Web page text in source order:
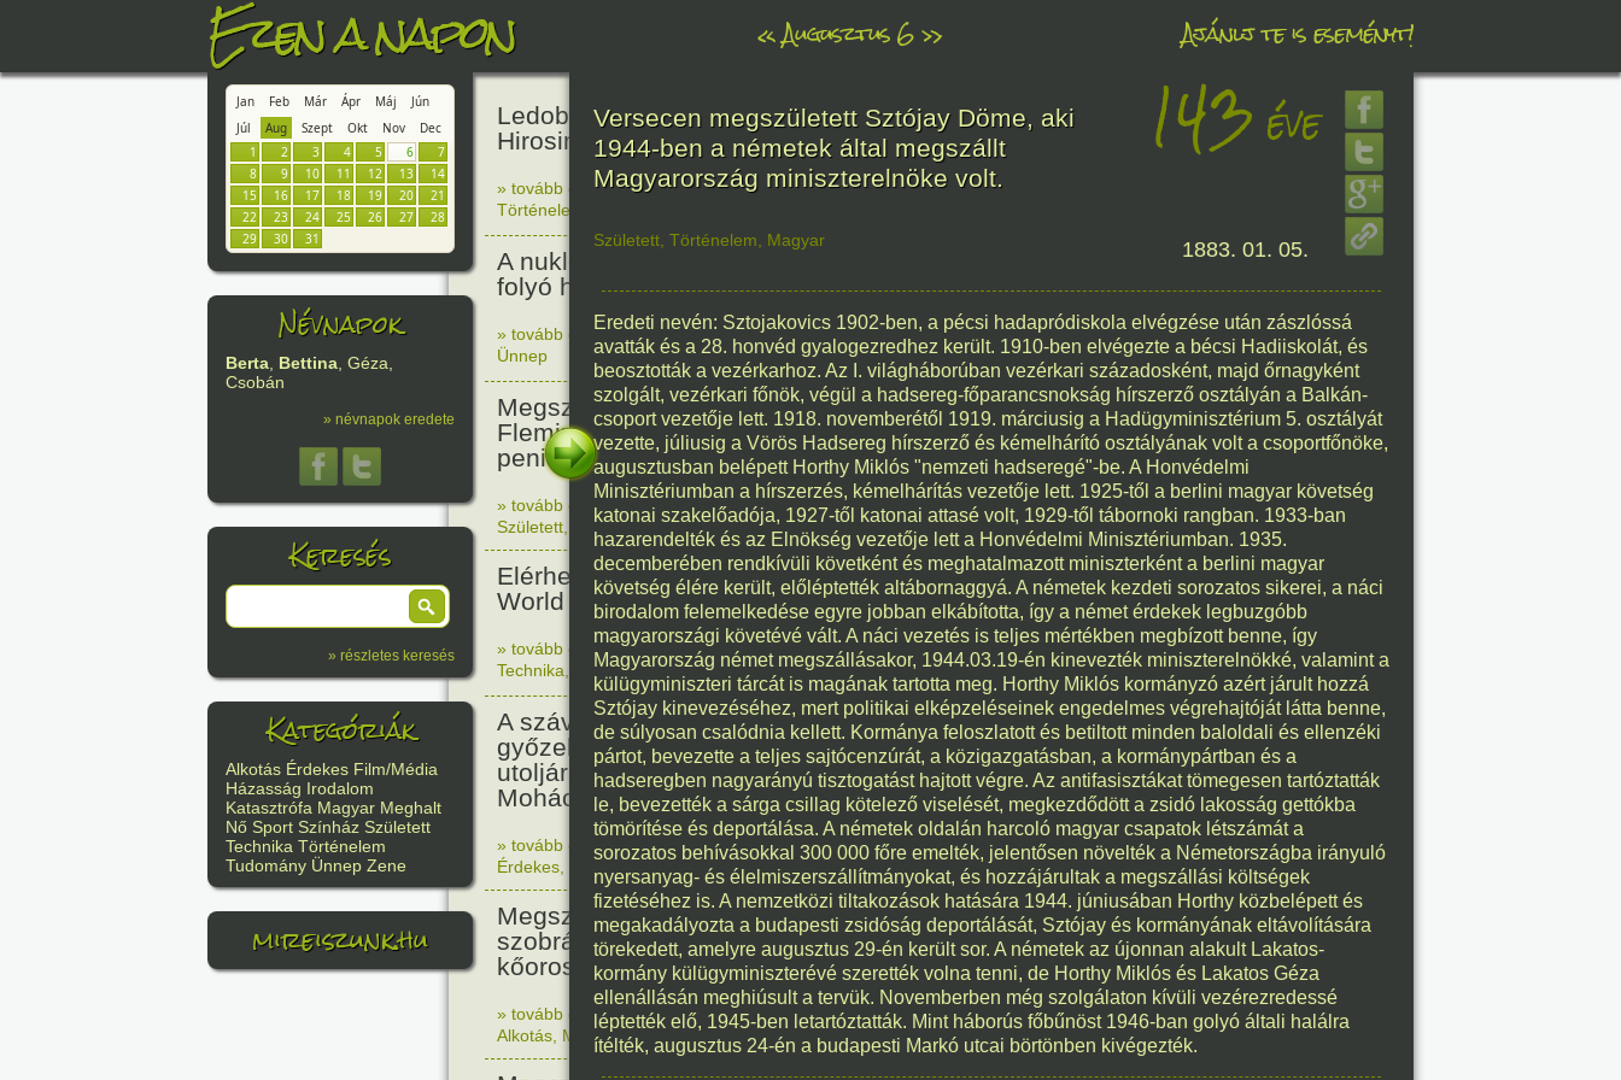
Ezen a napon «Augusztus 6» Ajánlj te is eseményt!
Jan Feb Már Ápr Máj
Jún
Júl
Aug Szept Okt Nov
Dec
1
2 3 4 5 6
7
8
9 10 11 12 13
14
15
16 17 18 19 20
21
22
23 24 25 26 27
28
29
30 31
Névnapok
Berta, Bettina, Géza,
Csobán
» névnapok eredete
Keresés
» részletes keresés
Kategóriák
Alkotás Érdekes Film/Média
Házasság Irodalom
Katasztrófa Magyar Meghalt
Nő Sport Színház Született
Technika Történelem
Tudomány Ünnep Zene
mireiszunk.hu
Ledobták az első atombombát
Hirosimára.
81éve
» tovább olvasom|Nincs hozzászólás, szólj hozzá!
Történelem
A nukleáris fegyverek betiltásáért
folyó harc világnapja
48éve
» tovább olvasom|Nincs hozzászólás, szólj hozzá!
Ünnep
1978. 08. 06.
Megszületett Sir Alexander
Fleming, Nobel-díjas angol orvos, a
penicillin felfedezője.
145éve
» tovább olvasom
1 hozzászólás, szólj Te is hozzá!
Született
Alkotás 1881. 08. 06.
Elérhetővé vált az első ismert
World Wide Web oldal.
35éve
» tovább olvasom|Nincs hozzászólás, szólj hozzá!
Technika
Érdekes 1991. 08. 06.
A szávaszentdemeteri-nagyolaszi
győzelem, ahol a magyarok
utoljára győzték le a törököket
Mohács előtt.
503éve
» tovább olvasom|Nincs hozzászólás, szólj hozzá!
Érdekes
Történelem 1523. 08. 06.
Megszületett Marschalkó János
szobrász, aki a Lánchíd
kőoroszlánjait készítette.
208éve
» tovább olvasom|Nincs hozzászólás, szólj hozzá!
Alkotás Magyar,Született 1818. 08. 06.
Versecen megszületett Sztójay Döme, aki
1944-ben a németek által megszállt
Magyarország miniszterelnöke volt.
143 éve
Született Történelem Magyar 1883. 01. 05.
Eredeti nevén: Sztojakovics 1902-ben, a pécsi hadapródiskola elvégzése után zászlóssá
avatták és a 28. honvéd gyalogezredhez került. 1910-ben elvégezte a bécsi Hadiiskolát, és
beosztották a vezérkarhoz. Az I. világháborúban vezérkari századosként, majd őrnagyként
szolgált, vezérkari főnök, végül a hadsereg-főparancsnokság hírszerző osztályán a Balkán-
csoport vezetője lett. 1918. novemberétől 1919. márciusig a Hadügyminisztérium 5. osztályát
vezette, júliusig a Vörös Hadsereg hírszerző és kémelhárító osztályának volt a csoportfőnöke,
augusztusban belépett Horthy Miklós "nemzeti hadseregé"-be. A Honvédelmi
Minisztériumban a hírszerzés, kémelhárítás vezetője lett. 1925-től a berlini magyar követség
katonai szakelőadója, 1927-től katonai attasé volt, 1929-től tábornoki rangban. 1933-ban
hazarendelték és az Elnökség vezetője lett a Honvédelmi Minisztériumban. 1935.
decemberében rendkívüli követként és meghatalmazott miniszterként a berlini magyar
követség élére került, előléptették altábornaggyá. A németek kezdeti sorozatos sikerei, a náci
birodalom felemelkedése egyre jobban elkábította, így a német érdekek legbuzgóbb
magyarországi követévé vált. A náci vezetés is teljes mértékben megbízott benne, így
Magyarország német megszállásakor, 1944.03.19-én kinevezték miniszterelnökké, valamint a
külügyminiszteri tárcát is magának tartotta meg. Horthy Miklós kormányzó azért járult hozzá
Sztójay kinevezéséhez, mert politikai elképzeléseinek engedelmes végrehajtóját látta benne,
de súlyosan csalódnia kellett. Kormánya feloszlatott és betiltott minden baloldali és ellenzéki
pártot, bevezette a teljes sajtócenzúrát, a közigazgatásban, a kormánypártban és a
hadseregben nagyarányú tisztogatást hajtott végre. Az antifasisztákat tömegesen tartóztatták
le, bevezették a sárga csillag kötelező viselését, megkezdődött a zsidó lakosság gettókba
tömörítése és deportálása. A németek oldalán harcoló magyar csapatok létszámát a
sorozatos behívásokkal 300 000 főre emelték, jelentősen növelték a Németországba irányuló
nyersanyag- és élelmiszerszállítmányokat, és hozzájárultak a megszállási költségek
fizetéséhez is. A nemzetközi tiltakozások hatására 1944. júniusában Horthy közbelépett és
megakadályozta a budapesti zsidóság deportálását, Sztójay és kormányának eltávolítására
törekedett, amelyre augusztus 29-én került sor. A németek az újonnan alakult Lakatos-
kormány külügyminiszterévé szerették volna tenni, de Horthy Miklós és Lakatos Géza
ellenállásán meghiúsult a tervük. Novemberben még szolgálaton kívüli vezérezredessé
léptették elő, 1945-ben letartóztatták. Mint háborús főbűnöst 1946-ban golyó általi halálra
ítélték, augusztus 24-én a budapesti Markó utcai börtönben kivégezték.